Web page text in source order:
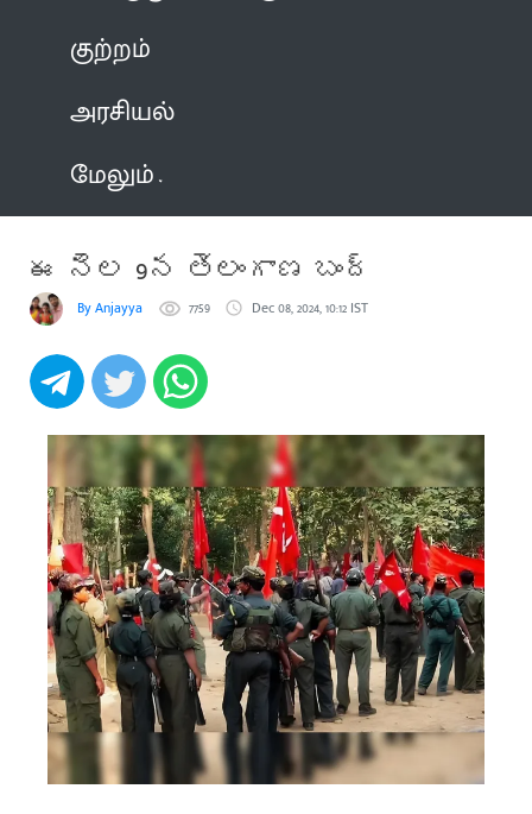
குற்றம்
அரசியல்
மேலும்
ఈ నెల 9న తెలంగాణ బంద్
By Anjayya 7759 Dec 08, 2024, 10:12 IST